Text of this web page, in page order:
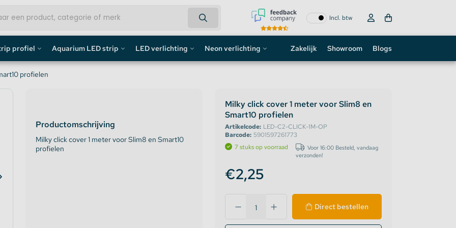
Incl. btw
profiel
/ Gipsplaten Profiel
Aquarium LED strip
Aquarium LED Balken
LED verlichting Neon verlichting
Custom neon sign
Neon LED strip
Zakelijk Showroom Blogs
profielen
Productomschrijving
Milky click cover 1 meter voor Slim8 en Smart10
profielen
Milky click cover 1 meter voor Slim8 en
Smart10 profielen
Artikelcode: LED-C2-CLICK-1M-OP
Barcode: 5901597261773
7 stuks op voorraad
Voor 16:00 Besteld, vandaag
verzonden!
€2,25
Direct bestellen